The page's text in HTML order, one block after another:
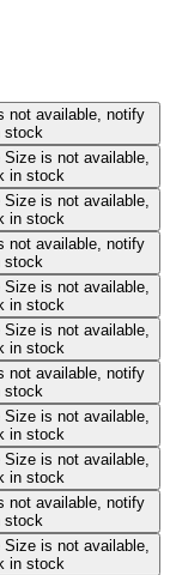
not available, notify
stock
Size is not available,
in stock
Size is not available,
in stock
not available, notify
stock
Size is not available,
in stock
Size is not available,
in stock
not available, notify
stock
Size is not available,
in stock
Size is not available,
in stock
not available, notify
stock
Size is not available,
in stock